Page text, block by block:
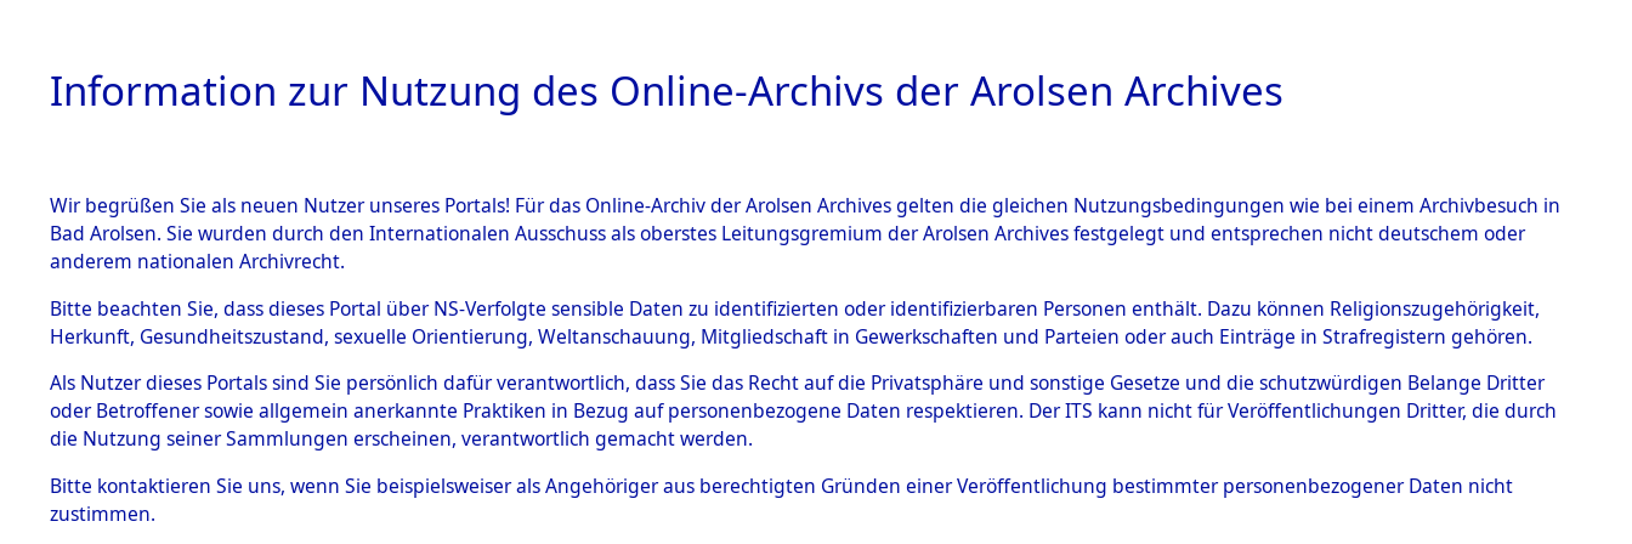
HOME BESTANDSBESCHREIBUNG ARCHIVALE ÜBERSICHT BILD
BESTÄNDE
Inhaftierungsdoku
mente
5. Verschiedenes
Todesmärsche
5.3.1 Alliierte
Ermittlungen zu den Orten Kemnath - Muschenried.→0003
(84604523)→0017 (84604540)
0017 (84604540)
Information zur Nutzung des Online-Archivs der Arolsen Archives
Wir begrüßen Sie als neuen Nutzer unseres Portals! Für das Online-Archiv der Arolsen Archives gelten die gleichen Nutzungsbedingungen wie bei einem Archivbesuch in
Bad Arolsen. Sie wurden durch den Internationalen Ausschuss als oberstes Leitungsgremium der Arolsen Archives festgelegt und entsprechen nicht deutschem oder
anderem nationalen Archivrecht.
Bitte beachten Sie, dass dieses Portal über NS-Verfolgte sensible Daten zu identifizierten oder identifizierbaren Personen enthält. Dazu können Religionszugehörigkeit,
Herkunft, Gesundheitszustand, sexuelle Orientierung, Weltanschauung, Mitgliedschaft in Gewerkschaften und Parteien oder auch Einträge in Strafregistern gehören.
Als Nutzer dieses Portals sind Sie persönlich dafür verantwortlich, dass Sie das Recht auf die Privatsphäre und sonstige Gesetze und die schutzwürdigen Belange Dritter
oder Betroffener sowie allgemein anerkannte Praktiken in Bezug auf personenbezogene Daten respektieren. Der ITS kann nicht für Veröffentlichungen Dritter, die durch
die Nutzung seiner Sammlungen erscheinen, verantwortlich gemacht werden.
Bitte kontaktieren Sie uns, wenn Sie beispielsweiser als Angehöriger aus berechtigten Gründen einer Veröffentlichung bestimmter personenbezogener Daten nicht
zustimmen.